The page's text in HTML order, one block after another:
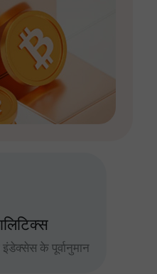
के पूर्वानुमान